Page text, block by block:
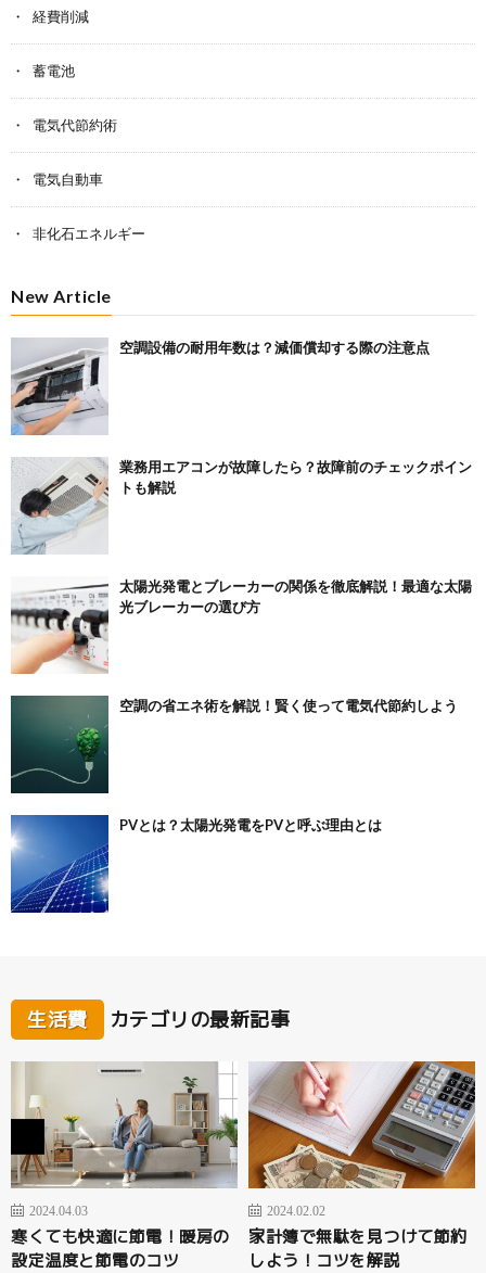
経費削減
蓄電池
電気代節約術
電気自動車
非化石エネルギー
New Article
空調設備の耐用年数は？減価償却する際の注意点
業務用エアコンが故障したら？故障前のチェックポイン
トも解説
太陽光発電とブレーカーの関係を徹底解説！最適な太陽
光ブレーカーの選び方
空調の省エネ術を解説！賢く使って電気代節約しよう
PVとは？太陽光発電をPVと呼ぶ理由とは
生活費 カテゴリの最新記事
2024.04.03
寒くても快適に節電！暖房の
設定温度と節電のコツ
2024.02.02
家計簿で無駄を見つけて節約
しよう！コツを解説